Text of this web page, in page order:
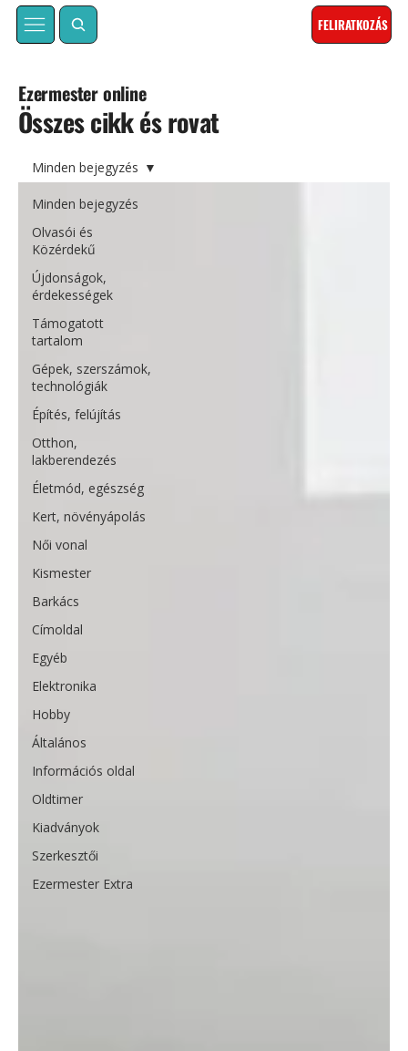
FELIRATKOZÁS
Összes cikk és rovat
Ezermester online
Minden bejegyzés
Olvasói és
Közérdekű
Újdonságok,
érdekességek
Támogatott
tartalom
Gépek, szerszámok,
technológiák
Építés, felújítás
Otthon,
lakberendezés
Életmód, egészség
Kert, növényápolás
Női vonal
Kismester
Barkács
Címoldal
Egyéb
Elektronika
Hobby
Általános
Információs oldal
Oldtimer
Kiadványok
Szerkesztői
Ezermester Extra
Minden bejegyzés